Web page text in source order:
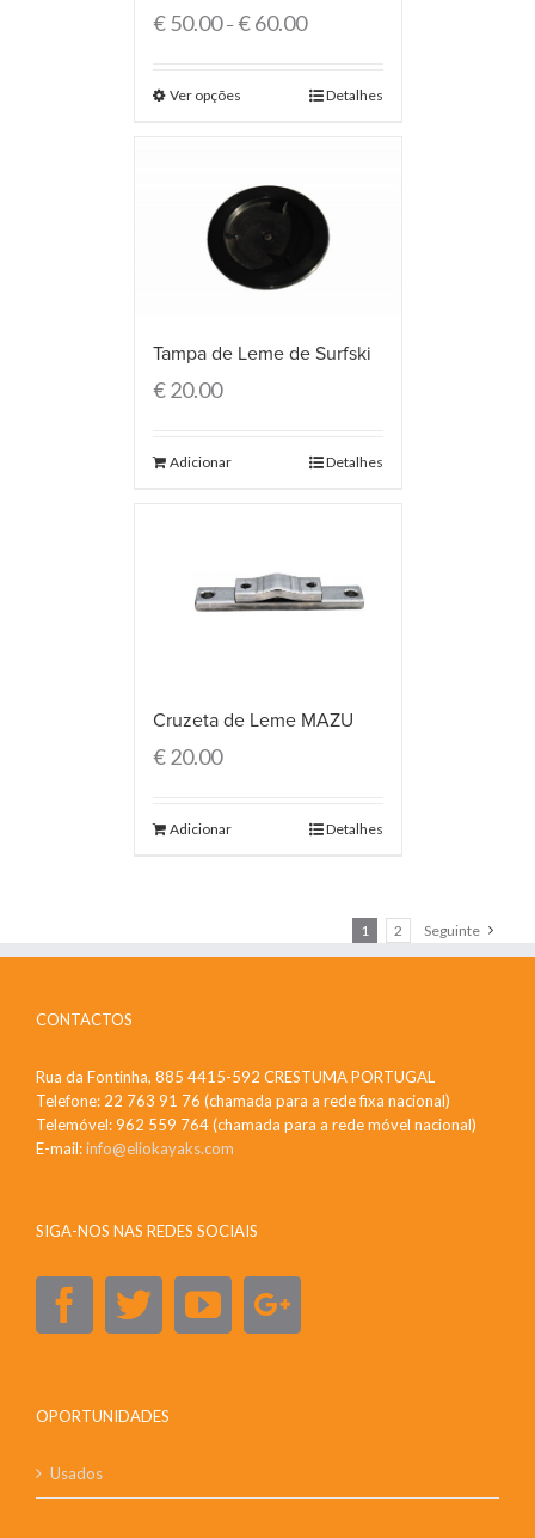
€50.00–€60.00
Ver opções Detalhes
Tampa de Leme de Surfski
€20.00
Adicionar Detalhes
Cruzeta de Leme MAZU
€20.00
Adicionar Detalhes
1 2 Seguinte
CONTACTOS
Rua da Fontinha, 885 4415-592 CRESTUMA PORTUGAL
Telefone: 22 763 91 76 (chamada para a rede fixa nacional)
Telemóvel: 962 559 764 (chamada para a rede móvel nacional)
E-mail:info@eliokayaks.com
SIGA-NOS NAS REDES SOCIAIS
OPORTUNIDADES
Usados